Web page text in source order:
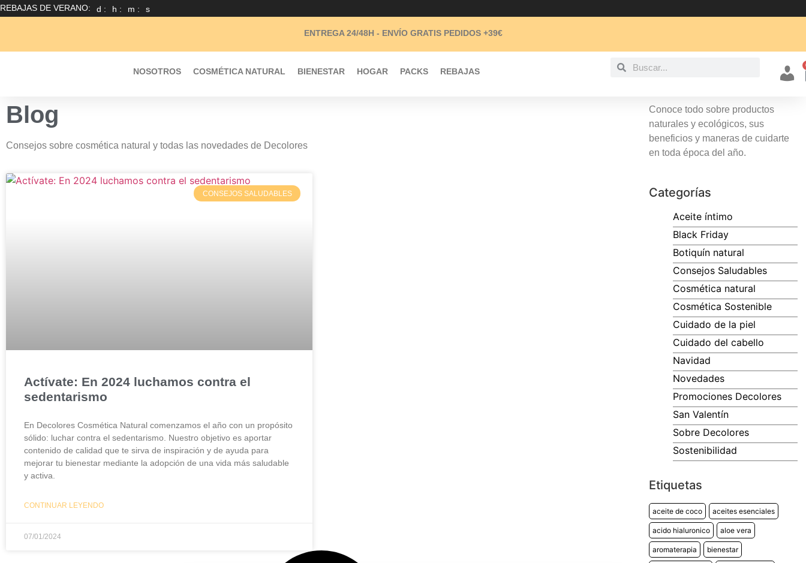
REBAJAS DE VERANO: d : h : m : s
ENTREGA 24/48H - ENVÍO GRATISPEDIDOS +39€
NOSOTROS COSMÉTICA NATURAL BIENESTAR HOGAR PACKS REBAJAS
Mi
Blog
Consejos sobre cosmética natural y todas las novedades de Decolores
CONSEJOS SALUDABLES
Actívate: En 2024 luchamos contra el
sedentarismo
En Decolores Cosmética Natural comenzamos el año con un propósito
sólido: luchar contra el sedentarismo. Nuestro objetivo es aportar
contenido de calidad que te sirva de inspiración y de ayuda para
mejorar tu bienestar mediante la adopción de una vida más saludable
y activa.
CONTINUAR LEYENDO
07/01/2024
Conoce todo sobre productos
naturales y ecológicos, sus
beneficios y maneras de cuidarte
en toda época del año.
Categorías
Aceite íntimo
Black Friday
Botiquín natural
Consejos Saludables
Cosmética natural
Cosmética Sostenible
Cuidado de la piel
Cuidado del cabello
Navidad
Novedades
Promociones Decolores
San Valentín
Sobre Decolores
Sostenibilidad
Etiquetas
aceite de coco aceites esenciales
acido hialuronico aloe vera
aromaterapia bienestar